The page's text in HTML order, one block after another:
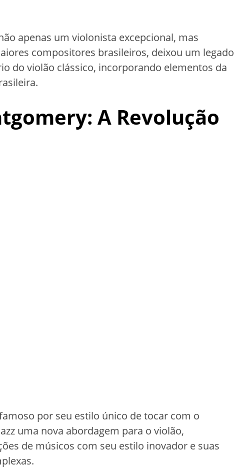
apenas um violonista excepcional, mas
compositores brasileiros, deixou um legado
do violão clássico, incorporando elementos da
A Revolução
por seu estilo único de tocar com o
uma nova abordagem para o violão,
de músicos com seu estilo inovador e suas